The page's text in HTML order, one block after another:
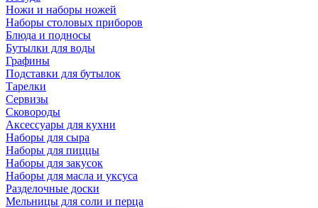
Ножи и наборы ножей
Наборы столовых приборов
Блюда и подносы
Бутылки для воды
Графины
Подставки для бутылок
Тарелки
Сервизы
Сковороды
Аксессуары для кухни
Наборы для сыра
Наборы для пиццы
Наборы для закусок
Наборы для масла и уксуса
Разделочные доски
Мельницы для соли и перца